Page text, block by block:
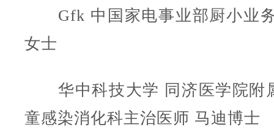
Gfk 中国家电事业部厨小业
女士
华中科技大学 同济医学院附
童感染消化科主治医师 马迪博士